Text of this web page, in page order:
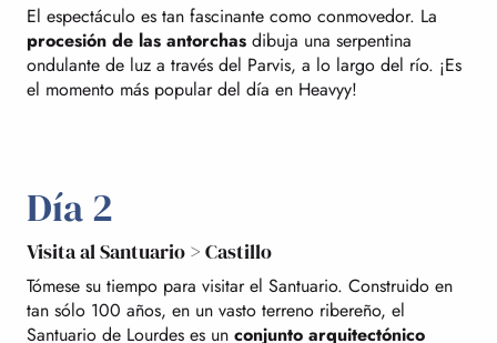
El espectáculo es tan fascinante como conmovedor. La
procesión de las antorchas dibuja una serpentina
ondulante de luz a través del Parvis, a lo largo del río. ¡Es
el momento más popular del día en Heavyy!
Día 2
Visita al Santuario > Castillo
Tómese su tiempo para visitar el Santuario. Construido en
tan sólo 100 años, en un vasto terreno ribereño, el
Santuario de Lourdes es un conjunto arquitectónico